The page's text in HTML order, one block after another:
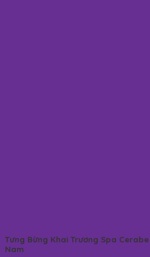
Tưng Bừng Khai Trương Spa Cerabe
Nam